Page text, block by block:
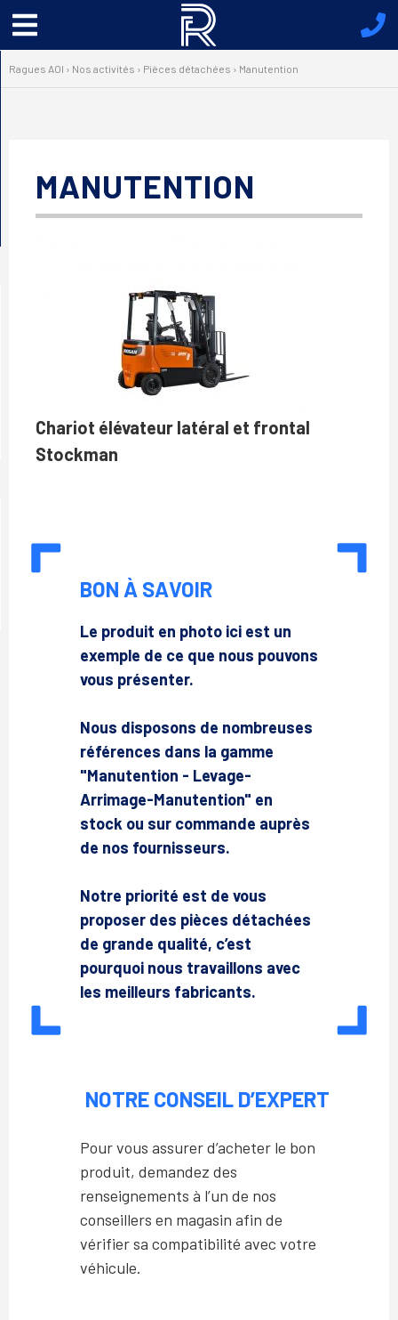
Menu
principal
Ragues AOI › Nos activités › Pièces détachées › Manutention
MANUTENTION
Chariot élévateur latéral et frontal
Stockman
BON À SAVOIR
Le produit en photo ici est un
exemple de ce que nous pouvons
vous présenter.
Nous disposons de nombreuses
références dans la gamme
"Manutention - Levage-
Arrimage-Manutention" en
stock ou sur commande auprès
de nos fournisseurs.
Notre priorité est de vous
proposer des pièces détachées
de grande qualité, c’est
pourquoi nous travaillons avec
les meilleurs fabricants.
NOTRE CONSEIL D’EXPERT
Pour vous assurer d’acheter le bon
produit, demandez des
renseignements à l’un de nos
conseillers en magasin afin de
vérifier sa compatibilité avec votre
véhicule.